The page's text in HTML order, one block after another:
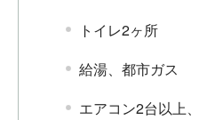
トイレ2ヶ所
給湯、都市ガス
エアコン2台以上